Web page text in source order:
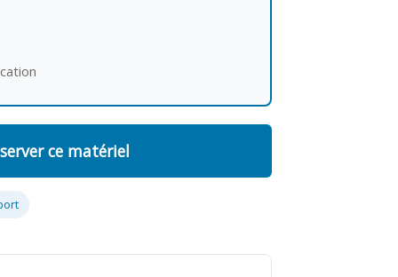
ce matériel